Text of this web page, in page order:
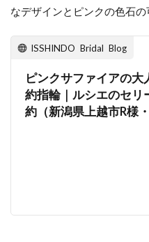
なデザインとピンクの色石の
ISSHINDO Bridal Blog
ピンクサファイアの大
約指輪｜ルシエのセリ
約（新潟県上越市R様・